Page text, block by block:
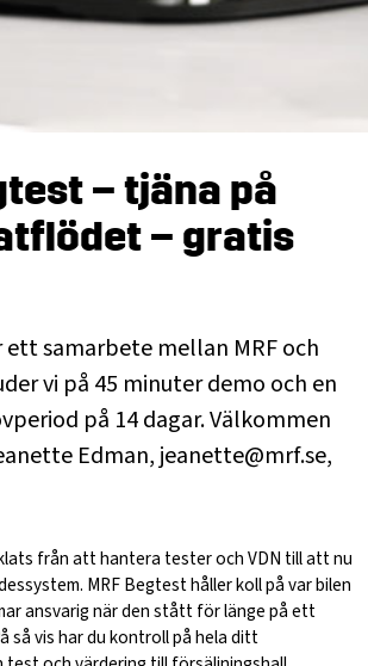
– tjäna på
– gratis
ett samarbete mellan MRF och
vi på 45 minuter demo och en
på 14 dagar. Välkommen
Edman, jeanette@mrf.se,
från att hantera tester och VDN till att nu
MRF Begtest håller koll på var bilen
ansvarig när den stått för länge på ett
så vis har du kontroll på hela ditt